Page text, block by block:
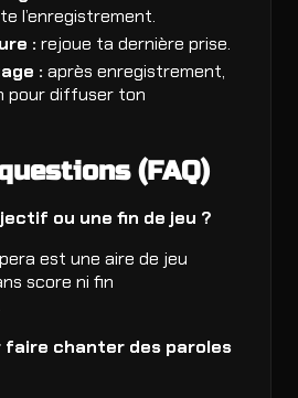
l’enregistrement.
: rejoue ta dernière prise.
: après enregistrement,
pour diffuser ton
(FAQ)
ou une fin de jeu ?
est une aire de jeu
score ni fin
faire chanter des paroles